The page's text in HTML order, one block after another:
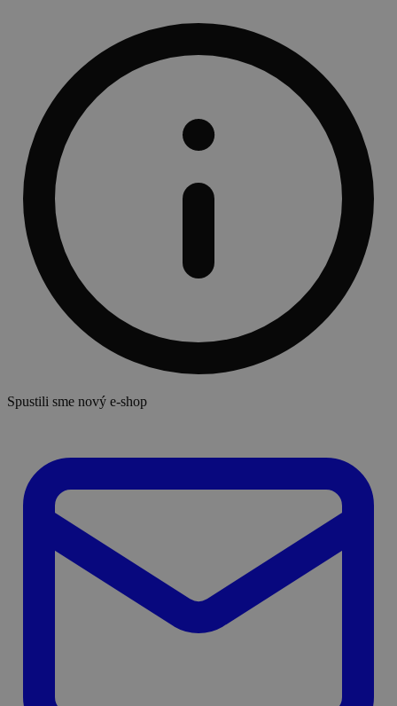
Spustili sme nový e-shop